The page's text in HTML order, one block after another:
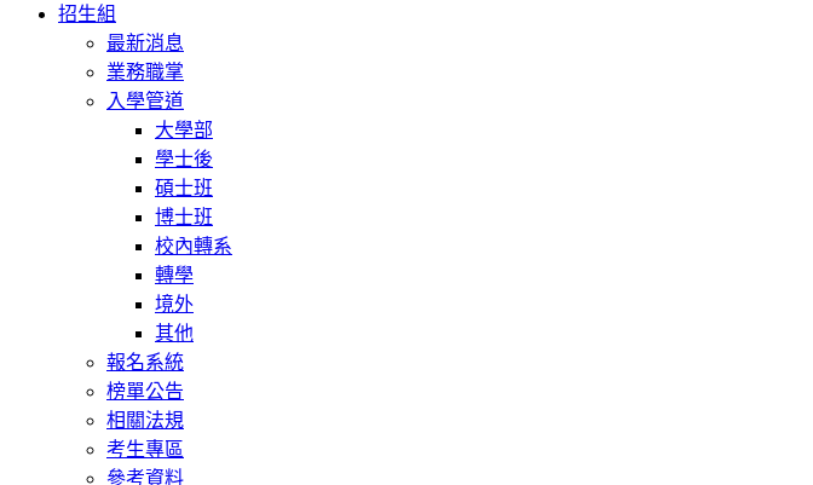
招生組
最新消息
業務職掌
入學管道
大學部
學士後
碩士班
博士班
校內轉系
轉學
境外
其他
報名系統
榜單公告
相關法規
考生專區
參考資料